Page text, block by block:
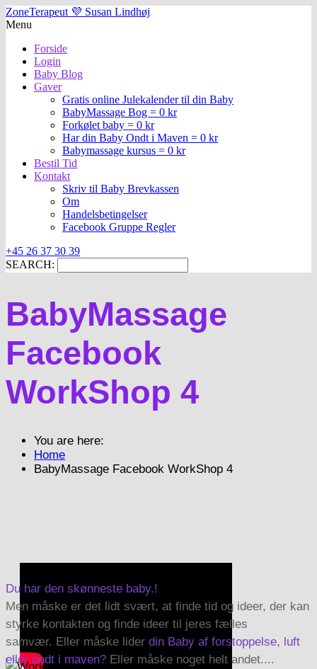
ZoneTerapeut 💜 Susan Lindhøj
Menu
Forside
Login
Baby Blog
Gaver
Gratis online Julekalender til din Baby
BabyMassage Bog = 0 kr
Forkølet baby = 0 kr
Har din Baby Ondt i Maven = 0 kr
Babymassage kursus = 0 kr
Bestil Tid
Kontakt
Skriv til Baby Brevkassen
Om
Handelsbetingelser
Facebook Gruppe Regler
+45 26 37 30 39
SEARCH:
BabyMassage
Facebook
WorkShop 4
You are here:
Home
BabyMassage Facebook WorkShop 4
Du har den skønneste baby.!
Men måske er det lidt svært, at finde tid og ideer, der kan
styrke kontakten og finde ideer til jeres fælles
samvær. Eller måske lider din Baby af forstoppelse, luft
eller ondt i maven? Eller måske noget helt andet....